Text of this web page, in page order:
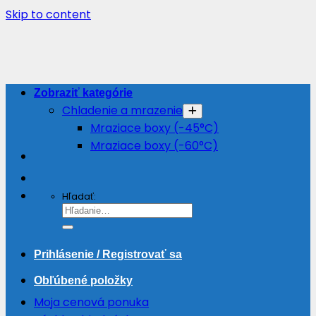
Skip to content
Hľadať:
Prihlásenie / Registrovať sa
Obľúbené položky
Moja cenová ponuka
Zobraziť kategórie
Chladenie a mrazenie
Mraziace boxy (-45°C)
Mraziace boxy (-60°C)